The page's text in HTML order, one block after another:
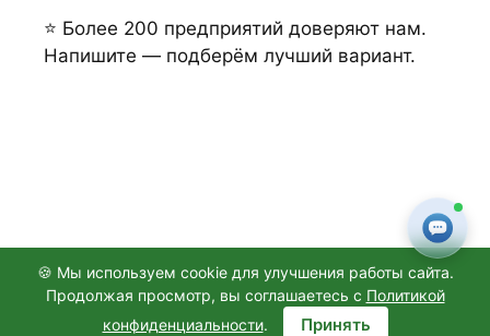
⭐ Более 200 предприятий доверяют нам.
Напишите — подберём лучший вариант.
🍪 Мы используем cookie для улучшения работы сайта.
Продолжая просмотр, вы соглашаетесь с Политикой
конфиденциальности. Принять
ООО "АГРОТОРГЗАПЧАСТИ", Санкт-Петербург